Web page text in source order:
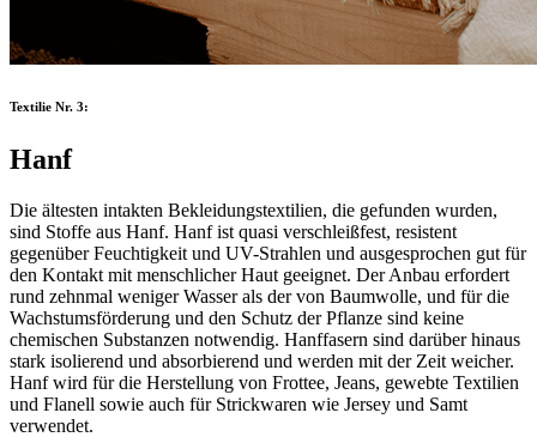
Textilie Nr. 3:
Hanf
Die ältesten intakten Bekleidungstextilien, die gefunden wurden,
sind Stoffe aus Hanf. Hanf ist quasi verschleißfest, resistent
gegenüber Feuchtigkeit und UV-Strahlen und ausgesprochen gut für
den Kontakt mit menschlicher Haut geeignet. Der Anbau erfordert
rund zehnmal weniger Wasser als der von Baumwolle, und für die
Wachstumsförderung und den Schutz der Pflanze sind keine
chemischen Substanzen notwendig. Hanffasern sind darüber hinaus
stark isolierend und absorbierend und werden mit der Zeit weicher.
Hanf wird für die Herstellung von Frottee, Jeans, gewebte Textilien
und Flanell sowie auch für Strickwaren wie Jersey und Samt
verwendet.